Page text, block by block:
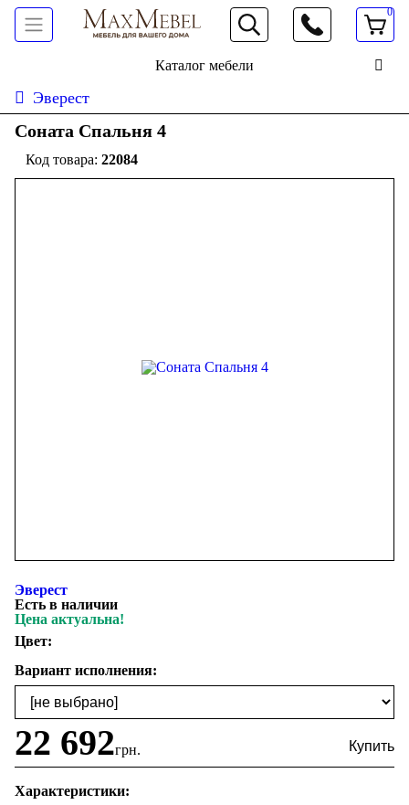
066 472 19 61
0
Каталог мебели
Эверест
Соната Спальня 4
22084
Эверест
Есть в наличии
Цена актуальна!
Цвет:
Вариант исполнения:
22 692грн.
Характеристики: